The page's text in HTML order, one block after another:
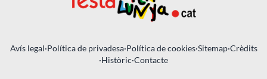
Avís legal·Política de privadesa·Política de cookies·Sitemap·Crèdits
·Històric·Contacte